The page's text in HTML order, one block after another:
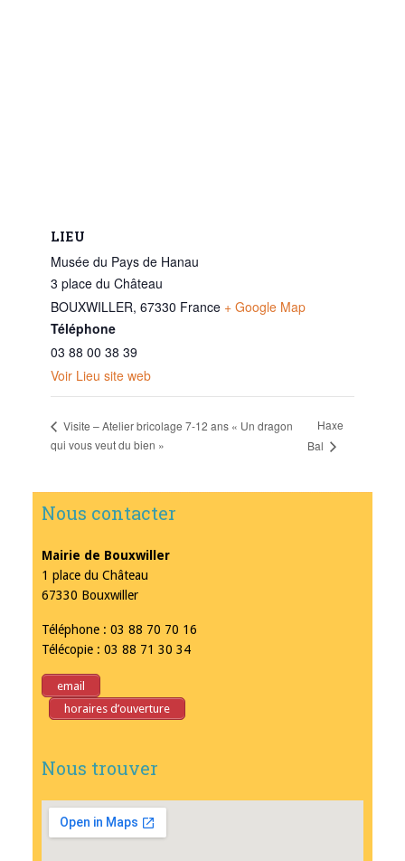
LIEU
Musée du Pays de Hanau
3 place du Château
BOUXWILLER, 67330 France + Google Map
Téléphone
03 88 00 38 39
Voir Lieu site web
Visite – Atelier bricolage 7-12 ans « Un dragon
qui vous veut du bien »
Haxe
Bal
Nous contacter
Mairie de Bouxwiller
1 place du Château
67330 Bouxwiller
Téléphone : 03 88 70 70 16
Télécopie : 03 88 71 30 34
email
horaires d’ouverture
Nous trouver